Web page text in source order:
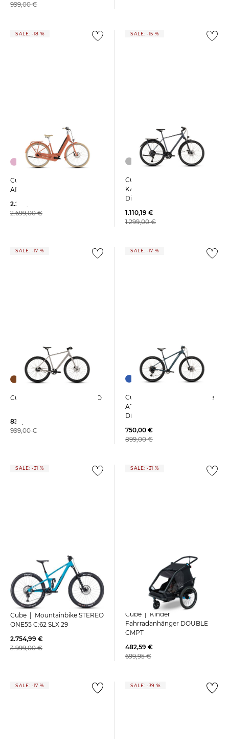
999,00 €
SALE: -18 %
Cube | E-Bike Tiefeinstieg
ARUBA HYBRID 600
2.205,25 €
2.699,00 €
SALE: -15 %
Cube | Trekkingrad
KATHMANDU EXC
Diamantrahmen
1.110,19 €
1.299,00 €
SALE: -17 %
Cube | Citybike EDITOR PRO
830,00 €
999,00 €
SALE: -17 %
Cube | Kinder Mountainbike
ATTENTION SLX
Diamantrahmen
750,00 €
899,00 €
SALE: -31 %
Cube | Mountainbike STEREO
ONE55 C:62 SLX 29
2.754,99 €
3.999,00 €
SALE: -31 %
Cube | Kinder
Fahrradanhänger DOUBLE
CMPT
482,59 €
699,95 €
SALE: -17 % SALE: -39 %